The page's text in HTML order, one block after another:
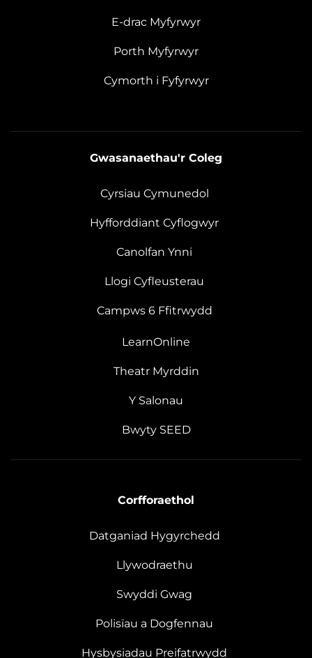
E-drac Myfyrwyr
Porth Myfyrwyr
Cymorth i Fyfyrwyr
Gwasanaethau'r Coleg
Cyrsiau Cymunedol
Hyfforddiant Cyflogwyr
Canolfan Ynni
Llogi Cyfleusterau
Campws 6 Ffitrwydd
LearnOnline
Theatr Myrddin
Y Salonau
Bwyty SEED
Corfforaethol
Datganiad Hygyrchedd
Llywodraethu
Swyddi Gwag
Polisïau a Dogfennau
Hysbysiadau Preifatrwydd